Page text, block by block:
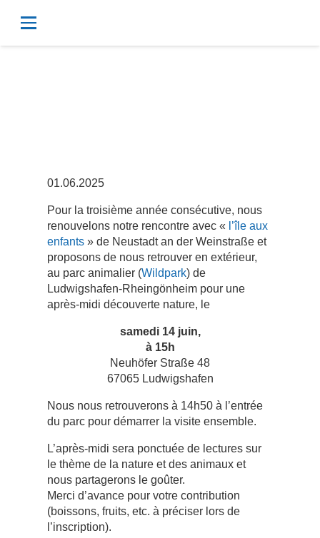
01.06.2025
Pour la troisième année consécutive, nous
renouvelons notre rencontre avec « l’île aux
enfants» de Neustadt an der Weinstraße et
proposons de nous retrouver en extérieur,
au parc animalier (Wildpark) de
Ludwigshafen-Rheingönheim pour une
après-midi découverte nature, le
samedi 14 juin,
à 15h
Neuhöfer Straße 48
67065 Ludwigshafen
Nous nous retrouverons à 14h50 à l’entrée
du parc pour démarrer la visite ensemble.
L’après-midi sera ponctuée de lectures sur
le thème de la nature et des animaux et
nous partagerons le goûter.
Merci d’avance pour votre contribution
(boissons, fruits, etc. à préciser lors de
l’inscription).